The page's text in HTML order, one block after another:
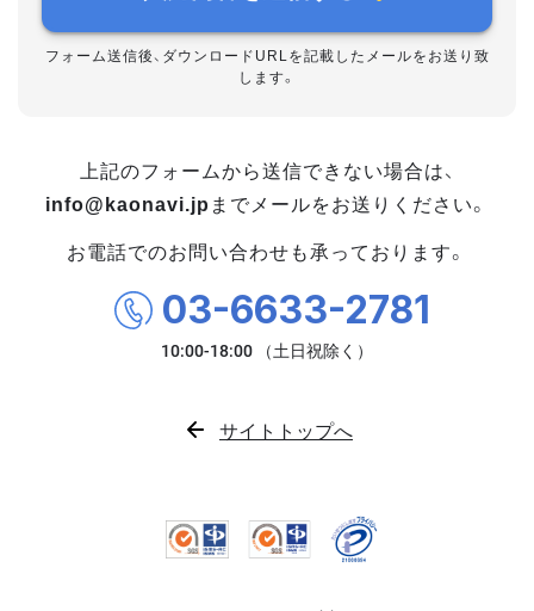
フォーム送信後、ダウンロードURLを記載したメールをお送り致
します。
上記のフォームから送信できない場合は、
info@kaonavi.jp までメールをお送りください。
お電話でのお問い合わせも承っております。
03-6633-2781
サイトトップへ